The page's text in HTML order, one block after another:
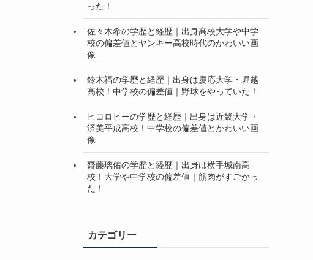
った！
佐々木希の学歴と経歴｜出身高校大学や中学
校の偏差値とヤンキー高校時代のかわいい画
像
鈴木福の学歴と経歴｜出身は慶応大学・堀越
高校！中学校の偏差値｜野球をやっていた！
ヒコロヒーの学歴と経歴｜出身は近畿大学・
済美平成高校！中学校の偏差値とかわいい画
像
齋藤璃佑の学歴と経歴｜出身は横手城南高
校！大学や中学校の偏差値｜筋肉がすごかっ
た！
カテゴリー